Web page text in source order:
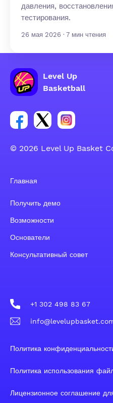
давления,
тестирования.
26 мая 2026 · 7 мин чтения
Level Up
Basketball
Ссылка на группу Facebook
Ссылка на группу
Ссылка на
© 2026 Level Up Basket
Главная
Получить демо
Возможности
Основатели
Консультативный совет
+1 302 498 83 67
Политика
Политика использования
Лицензионное соглашение